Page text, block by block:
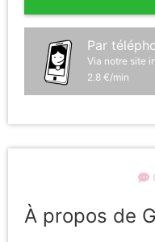
Par
Via notre site
2.8 €/min
À propos de